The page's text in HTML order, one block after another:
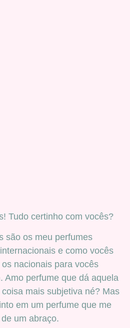
Tudo certinho com vocês?
são os meu perfumes
e como vocês
nacionais para vocês
Amo perfume que dá aquela
mais subjetiva né? Mas
em um perfume que me
um abraço.